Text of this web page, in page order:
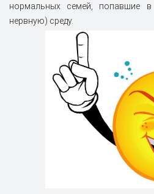
нормальных семей, попавшие в
нервную) среду.